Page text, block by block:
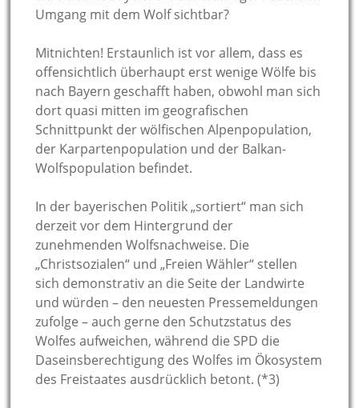
Umgang mit dem Wolf sichtbar?
Mitnichten! Erstaunlich ist vor allem, dass es
offensichtlich überhaupt erst wenige Wölfe bis
nach Bayern geschafft haben, obwohl man sich
dort quasi mitten im geografischen
Schnittpunkt der wölfischen Alpenpopulation,
der Karpartenpopulation und der Balkan-
Wolfspopulation befindet.
In der bayerischen Politik „sortiert“ man sich
derzeit vor dem Hintergrund der
zunehmenden Wolfsnachweise. Die
„Christsozialen“ und „Freien Wähler“ stellen
sich demonstrativ an die Seite der Landwirte
und würden – den neuesten Pressemeldungen
zufolge – auch gerne den Schutzstatus des
Wolfes aufweichen, während die SPD die
Daseinsberechtigung des Wolfes im Ökosystem
des Freistaates ausdrücklich betont. (*3)